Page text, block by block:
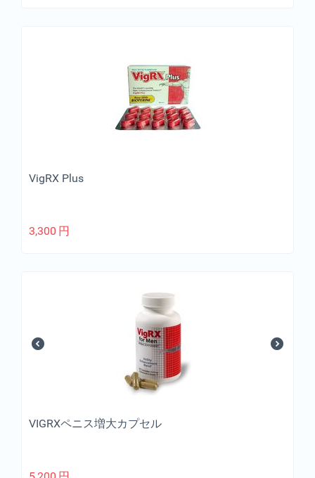
VigRX Plus
3,300 円
VIGRXペニス増大カプセル